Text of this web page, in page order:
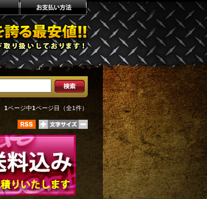
1ページ中1ページ目（全1件）